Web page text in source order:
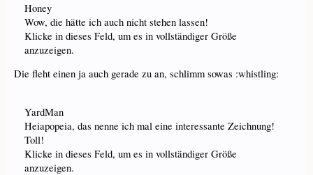
Honey
Wow, die hätte ich auch nicht stehen lassen!
Klicke in dieses Feld, um es in vollständiger Größe
anzuzeigen.
Die fleht einen ja auch gerade zu an, schlimm sowas :whistling:
YardMan
Heiapopeia, das nenne ich mal eine interessante Zeichnung!
Toll!
Klicke in dieses Feld, um es in vollständiger Größe
anzuzeigen.